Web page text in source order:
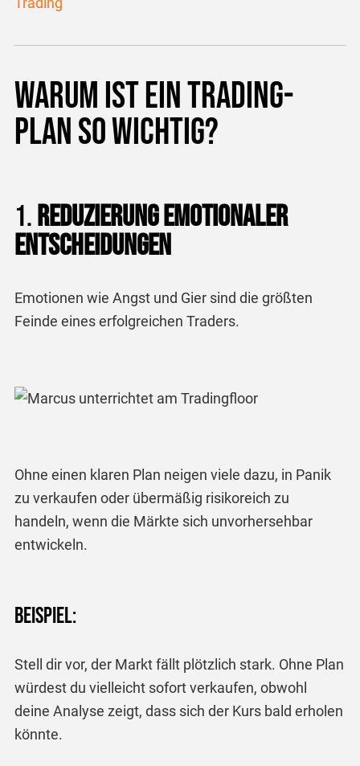
Warum ist ein Trading-
Plan so wichtig?
1.Reduzierung emotionaler
Entscheidungen
Emotionen wie Angst und Gier sind die größten
Feinde eines erfolgreichen Traders.
Ohne einen klaren Plan neigen viele dazu, in Panik
zu verkaufen oder übermäßig risikoreich zu
handeln, wenn die Märkte sich unvorhersehbar
entwickeln.
Beispiel:
Stell dir vor, der Markt fällt plötzlich stark. Ohne Plan
würdest du vielleicht sofort verkaufen, obwohl
deine Analyse zeigt, dass sich der Kurs bald erholen
könnte.